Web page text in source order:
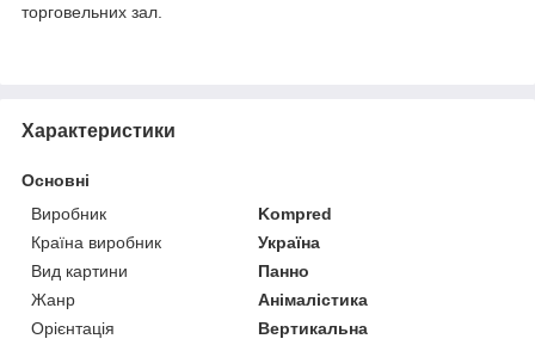
торговельних зал.
Характеристики
Основні
Виробник
Kompred
Країна виробник
Україна
Вид картини
Панно
Жанр
Анімалістика
Орієнтація
Вертикальна